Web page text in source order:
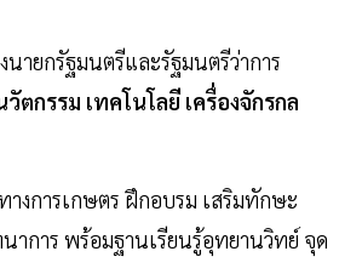
นายกรัฐมนตรีและรัฐมนตรีว่าการ
ตกรรม เทคโนโลยี เครื่องจักรกล
างการเกษตร ฝึกอบรม เสริมทักษะ
าการ พร้อมฐานเรียนรู้อุทยานวิทย์ จุด